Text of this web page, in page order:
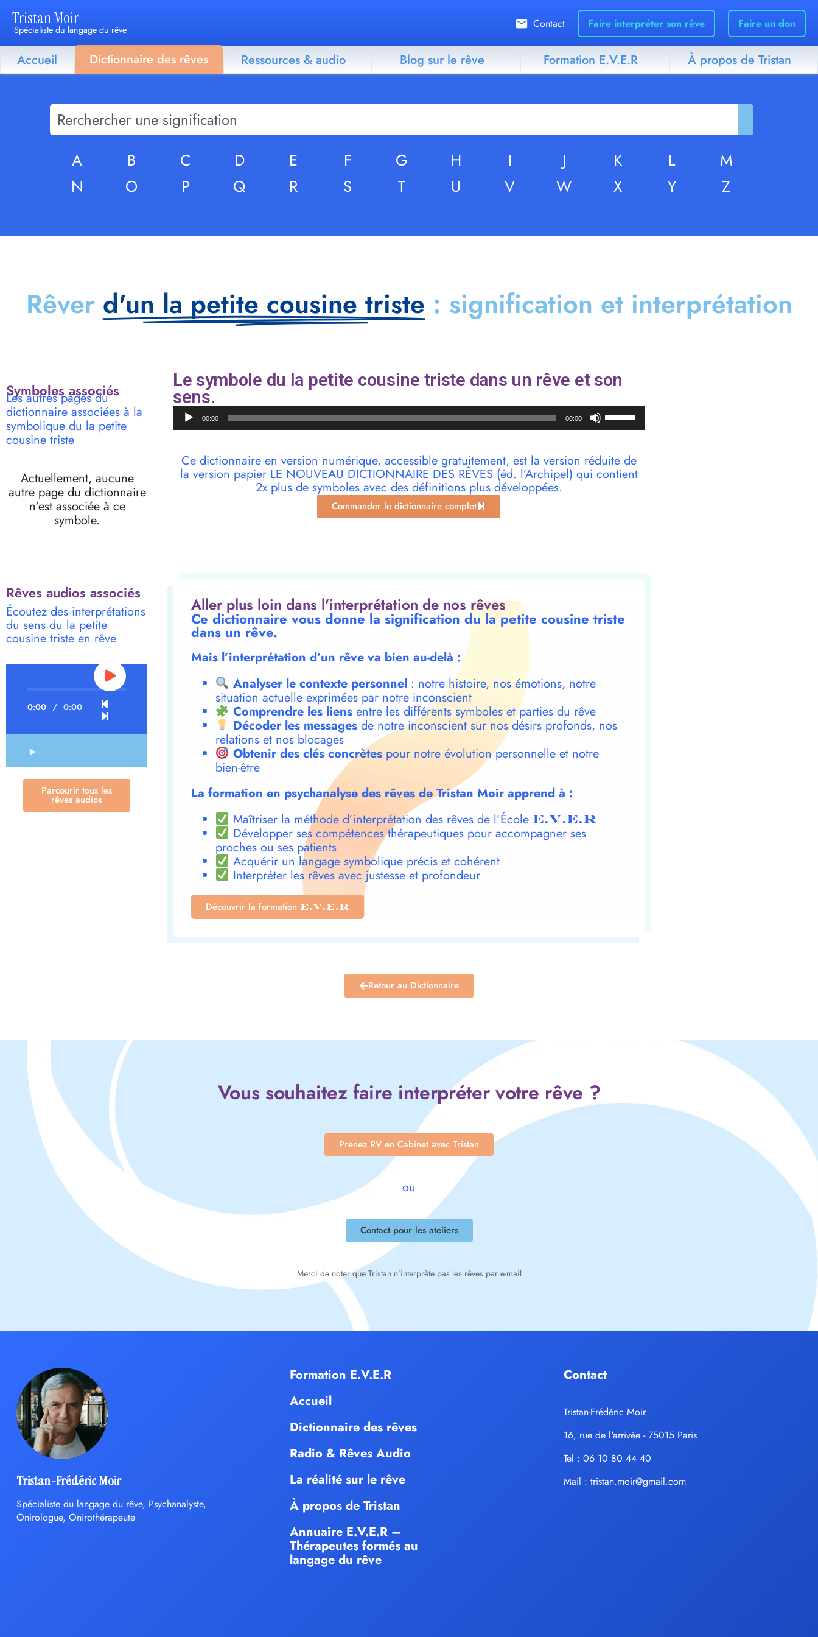
Tristan Moir
Spécialiste du langage du rêve Contact Faire interpréter son rêve Faire un don
Accueil Dictionnaire des rêves Ressources & audio Blog sur le rêve Formation E.V.E.R À propos de Tristan
A B C D E F G H I J K L
M
N
O P Q R S T U V W X Y Z
Rêver d'un la petite cousine triste : signification et interprétation
Symboles associés
Les autres pages du
dictionnaire associées à la
symbolique du la petite
cousine triste
Actuellement, aucune
autre page du dictionnaire
n'est associée à ce
symbole.
Rêves audios associés
Écoutez des interprétations
du sens du la petite
cousine triste en rêve
0:00 / 0:00
Parcourir tous les
rêves audios
Le symbole du la petite cousine triste dans un rêve et son
sens.
Lecteur
audio00:00 00:00
haut/bas
pour
augmenter
Ce dictionnaire en version numérique, accessible gratuitement, est la version réduite de
la version papier LE NOUVEAU DICTIONNAIRE DES RÊVES (éd. l’Archipel) qui contient
2x plus de symboles avec des définitions plus développées.
Commander le dictionnaire complet
Aller plus loin dans l'interprétation de nos rêves
Ce dictionnaire vous donne la signification du la petite cousine triste
dans un rêve.
Mais l’interprétation d’un rêve va bien au-delà :
Analyser le contexte personnel: notre histoire, nos émotions, notre
situation actuelle exprimées par notre inconscient
Comprendre les liensentre les différents symboles et parties du rêve
Décoder les messagesde notre inconscient sur nos désirs profonds, nos
relations et nos blocages
Obtenir des clés concrètespour notre évolution personnelle et notre
bien-être
La formation en psychanalyse des rêves de Tristan Moir apprend à :
Maîtriser la méthode d’interprétation des rêves de l’École E.V.E.R
Développer ses compétences thérapeutiques pour accompagner ses
proches ou ses patients
Acquérir un langage symbolique précis et cohérent
Interpréter les rêves avec justesse et profondeur
Découvrir la formation E.V.E.R
Retour au Dictionnaire
Vous souhaitez faire interpréter votre rêve ?
Prenez RV en Cabinet avec Tristan
ou
Contact pour les ateliers
Merci de noter que Tristan n’interprète pas les rêves par e-mail
Tristan-Frédéric Moir
Spécialiste du langage du rêve, Psychanalyste,
Onirologue, Onirothérapeute
Formation E.V.E.R
Accueil
Dictionnaire des rêves
Radio & Rêves Audio
La réalité sur le rêve
À propos de Tristan
Annuaire E.V.E.R –
Thérapeutes formés au
langage du rêve
Contact
Tristan-Frédéric Moir
16, rue de l'arrivée - 75015 Paris
Tel : 06 10 80 44 40
Mail :tristan.moir@gmail.com